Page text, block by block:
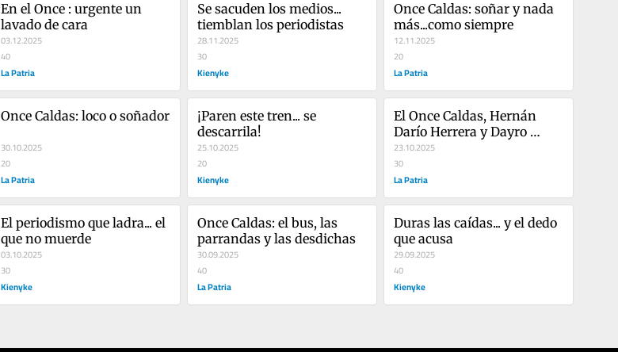
En el Once : urgente un
lavado de cara
03.12.2025
40
La Patria
Se sacuden los medios...
tiemblan los periodistas
28.11.2025
30
Kienyke
Once Caldas: soñar y nada
más...como siempre
12.11.2025
20
La Patria
Once Caldas: loco o soñador
30.10.2025
20
La Patria
¡Paren este tren... se
descarrila!
25.10.2025
20
Kienyke
El Once Caldas, Hernán
Darío Herrera y Dayro
Moreno
23.10.2025
30
La Patria
El periodismo que ladra... el
que no muerde
03.10.2025
30
Kienyke
Once Caldas: el bus, las
parrandas y las desdichas
30.09.2025
40
La Patria
Duras las caídas... y el dedo
que acusa
29.09.2025
40
Kienyke